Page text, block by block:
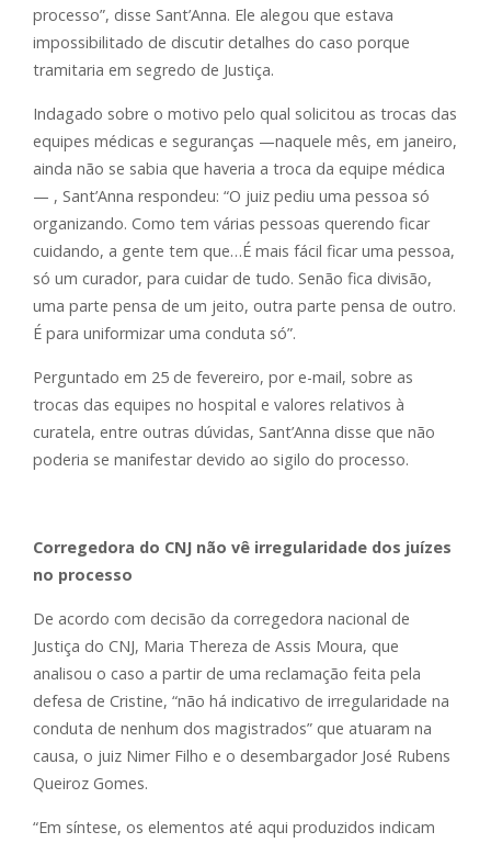
processo”, disse Sant’Anna. Ele alegou que estava
impossibilitado de discutir detalhes do caso porque
tramitaria em segredo de Justiça.
Indagado sobre o motivo pelo qual solicitou as trocas das
equipes médicas e seguranças —naquele mês, em janeiro,
ainda não se sabia que haveria a troca da equipe médica
— , Sant’Anna respondeu: “O juiz pediu uma pessoa só
organizando. Como tem várias pessoas querendo ficar
cuidando, a gente tem que…É mais fácil ficar uma pessoa,
só um curador, para cuidar de tudo. Senão fica divisão,
uma parte pensa de um jeito, outra parte pensa de outro.
É para uniformizar uma conduta só”.
Perguntado em 25 de fevereiro, por e-mail, sobre as
trocas das equipes no hospital e valores relativos à
curatela, entre outras dúvidas, Sant’Anna disse que não
poderia se manifestar devido ao sigilo do processo.
Corregedora do CNJ não vê irregularidade dos juízes
no processo
De acordo com decisão da corregedora nacional de
Justiça do CNJ, Maria Thereza de Assis Moura, que
analisou o caso a partir de uma reclamação feita pela
defesa de Cristine, “não há indicativo de irregularidade na
conduta de nenhum dos magistrados” que atuaram na
causa, o juiz Nimer Filho e o desembargador José Rubens
Queiroz Gomes.
“Em síntese, os elementos até aqui produzidos indicam